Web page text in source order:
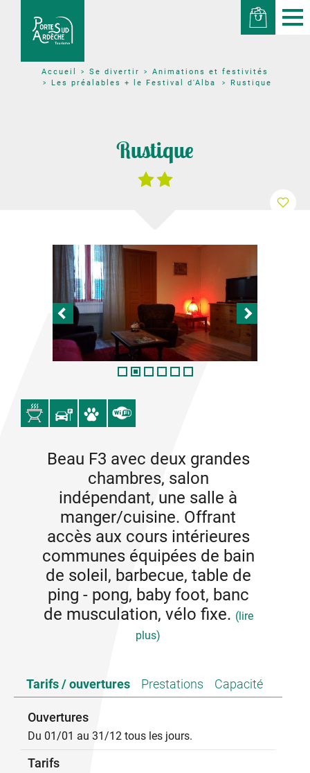
Accueil Se divertir
Animations et festivités
Les préalables + le Festival d'Alba
Rustique
Rustique
Beau F3 avec deux grandes
chambres, salon
indépendant, une salle à
manger/cuisine. Offrant
accès aux cours intérieures
communes équipées de bain
de soleil, barbecue, table de
ping - pong, baby foot, banc
de musculation, vélo fixe. (lire
plus)
grandes chambres, un vaste salon, une grande
cuisine, une salle de douche et un toilette séparé. Il
donne accès également à deux cours intérieurs
comprenant salon de jardin, barbecue, bain de soleil,
table de ping-pong, banc de musculation et vélo
fixe. Il est proche de tous commerces, services et de
nombreuses activités (musées, boulodrome,
Tarifs / ouvertures Prestations Capacité
Ouvertures
Du 01/01 au 31/12 tous les jours.
Tarifs